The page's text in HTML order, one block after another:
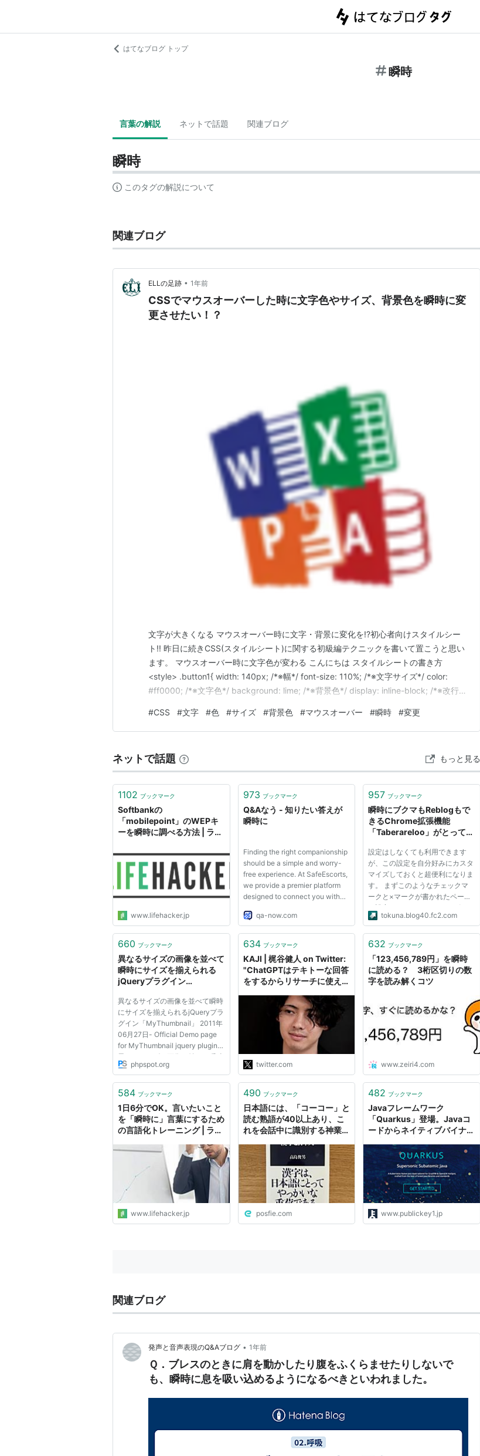
はてなブログ トップ
瞬時
言葉の解説 ネットで話題 関連ブログ
瞬時
このタグの解説について
関連ブログ
ELLの足跡 • 1年前
CSSでマウスオーバーした時に文字色やサイズ、背景色を瞬時に変
更させたい！？
文字が大きくなる マウスオーバー時に文字・背景に変化を!?初心者向けスタイルシー
ト!! 昨日に続きCSS(スタイルシート)に関する初級編テクニックを書いて置こうと思い
ます。 マウスオーバー時に文字色が変わる こんにちは スタイルシートの書き方
<style> .button1{ width: 140px; /*※幅*/ font-size: 110%; /*※文字サイズ*/ color:
#ff0000; /*※文字色*/ background: lime; /*※背景色*/ display: inline-block; /*※改行し
#CSS #文字 #色 #サイズ #背景色 #マウスオーバー #瞬時 #変更
ネットで話題 もっと見る
1102 ブックマーク
Softbankの
「mobilepoint」のWEPキ
ーを瞬時に調べる方法 | ライ
www.lifehacker.jp
973 ブックマーク
Q&Aなう - 知りたい答えが
瞬時に
Finding the right companionship
should be a simple and worry-
free experience. At SafeEscorts,
we provide a premier platform
designed to connect you with
the United States. We
valuable and your privacy is
essential. Our mission is to help
...
qa-now.com
957 ブックマーク
瞬時にブクマもReblogもで
きるChrome拡張機能
「Taberareloo」がとっても
（FC2ブログ時代）
設定はしなくても利用できます
が、この設定を自分好みにカスタ
マイズしておくと超便利になりま
す。 まずこのようなチェックマ
ークと×マークが書かれたページ
の設定です。 これはクロスポス
ト先として利用するかどうかを設
ービスがあるので、とりあえず使
ょ...
tokuna.blog40.fc2.com
660 ブックマーク
異なるサイズの画像を並べて
瞬時にサイズを揃えられる
jQueryプラグイン
t開発日誌
異なるサイズの画像を並べて瞬時
にサイズを揃えられるjQueryプラ
グイン「MyThumbnail」 2011年
06月27日- Official Demo page
for MyThumbnail jquery plugin
異なるサイズの画像を並べて瞬時
にサイズを揃えられるjQueryプラ
は普通に並べると高さやサイズも
て...
phpspot.org
634 ブックマーク
KAJI | 梶谷健人 on Twitter:
"ChatGPTはテキトーな回答
をするからリサーチに使えな
https://t.co/DPtF9d0gfCは
実務レベルで超使えます。
気になる問いを投げると
WEB上の記事やPDFを元に
した回答を瞬時に返してくれ
て参照URLも併せて提示して
くれる。 超優秀なリサーチ
ャーを常に雇えてる感覚で生
産性ぶち上がります。
https://t.co/qEQPTOmK1v
"
twitter.com
632 ブックマーク
「123,456,789円」を瞬時
に読める？ 3桁区切りの数
字を読み解くコツ
www.zeiri4.com
584 ブックマーク
1日6分でOK。言いたいこと
を「瞬時に」言葉にするため
の言語化トレーニング | ライ
www.lifehacker.jp
490 ブックマーク
日本語には、「コーコー」と
読む熟語が40以上あり、こ
れを会話中に識別する神業を
「同音異義語」がやけに多い
話
posfie.com
482 ブックマーク
Javaフレームワーク
「Quarkus」登場。Javaコ
ードからネイティブバイナリ
が起動、コンテナへの最適化
を実現。Red Hatがリリース
www.publickey1.jp
関連ブログ
発声と音声表現のQ&Aブログ • 1年前
Ｑ．ブレスのときに肩を動かしたり腹をふくらませたりしないで
も、瞬時に息を吸い込めるようになるべきといわれました。